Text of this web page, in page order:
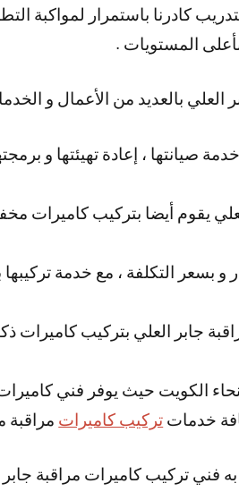
كادرنا باستمرار لمواكبة
المستويات .
العلي بالعديد من الأعمال و
صيانتها ، إعادة تهيئتها و
يقوم أيضا بتركيب كاميرات
و بسعر التكلفة ، مع خدمة
جابر العلي بتركيب كاميرات
الكويت حيث يوفر فني
خدمات تركيب كاميرات مراقبة
به فني تركيب كاميرات مراقبة